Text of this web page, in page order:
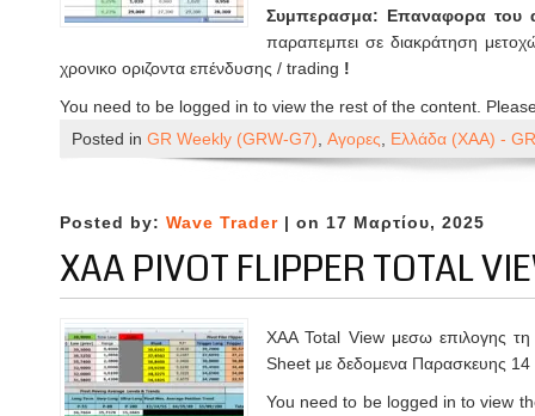
Συμπερασμα: Επαναφορα του
παραπεμπει σε διακράτηση
χρονικο οριζοντα επένδυσης / trading !
You need to be logged in to view the rest of the content.
Posted in GR Weekly (GRW-G7) Αγορες Ελλάδα (ΧΑΑ) - GR
Posted by: Wave Trader | on 17 Μαρτίου, 2025
XAA PIVOT FLIPPER TOTAL
XAA Total View μεσω επιλογης τη
Sheet με δεδομενα Παρασκευης
You need to be logged in to view